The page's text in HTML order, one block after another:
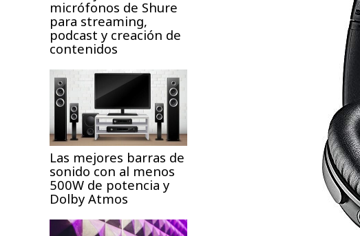
micrófonos de Shure
para streaming,
podcast y creación de
contenidos
Las mejores barras de
sonido con al menos
500W de potencia y
Dolby Atmos